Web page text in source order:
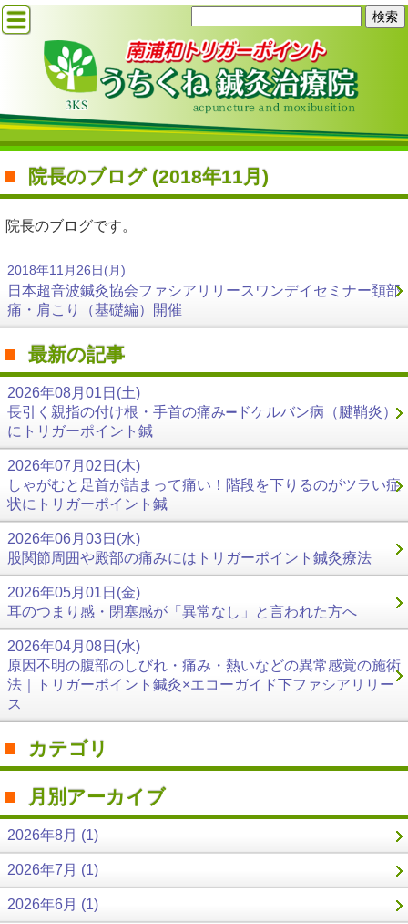
院長のブログ (2018年11月)
院長のブログです。
2018年11月26日(月)
日本超音波鍼灸協会ファシアリリースワンデイセミナー頚部
痛・肩こり（基礎編）開催
最新の記事
2026年08月01日(土)
長引く親指の付け根・手首の痛み➖ドケルバン病（腱鞘炎）
にトリガーポイント鍼
2026年07月02日(木)
しゃがむと足首が詰まって痛い！階段を下りるのがツラい症
状にトリガーポイント鍼
2026年06月03日(水)
股関節周囲や殿部の痛みにはトリガーポイント鍼灸療法
2026年05月01日(金)
耳のつまり感・閉塞感が「異常なし」と言われた方へ
2026年04月08日(水)
原因不明の腹部のしびれ・痛み・熱いなどの異常感覚の施術
法｜トリガーポイント鍼灸×エコーガイド下ファシアリリー
ス
カテゴリ
月別アーカイブ
2026年8月 (1)
2026年7月 (1)
2026年6月 (1)